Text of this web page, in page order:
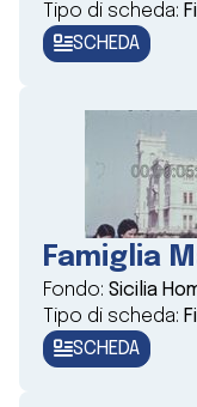
Tipo di scheda:
SCHEDA
Famiglia
Fondo: Sicilia
Tipo di scheda:
SCHEDA